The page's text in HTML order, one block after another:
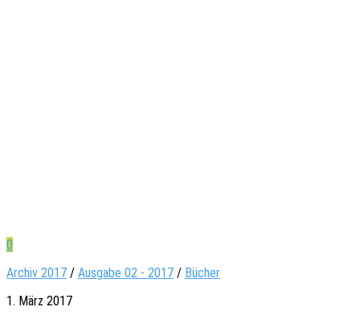
0
Archiv 2017 / Ausgabe 02 - 2017 / Bücher
1. März 2017